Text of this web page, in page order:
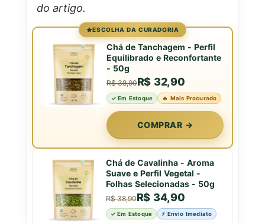
do artigo.
ESCOLHA DA CURADORIA
Chá de Tanchagem - Perfil
Equilibrado e Reconfortante
- 50g
R$ 38,90R$ 32,90
✓ Em Estoque 🔥 Mais Procurado
COMPRAR →
Chá de Cavalinha - Aroma
Suave e Perfil Vegetal -
Folhas Selecionadas - 50g
R$ 38,90R$ 34,90
✓ Em Estoque ⚡ Envio Imediato